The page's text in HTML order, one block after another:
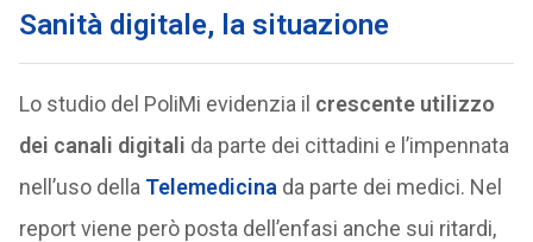
Sanità digitale, la situazione
Lo studio del PoliMi evidenzia il crescente utilizzo
dei canali digitali da parte dei cittadini e l’impennata
nell’uso della Telemedicina da parte dei medici. Nel
report viene però posta dell’enfasi anche sui ritardi,